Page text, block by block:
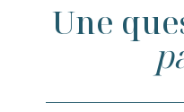
Une